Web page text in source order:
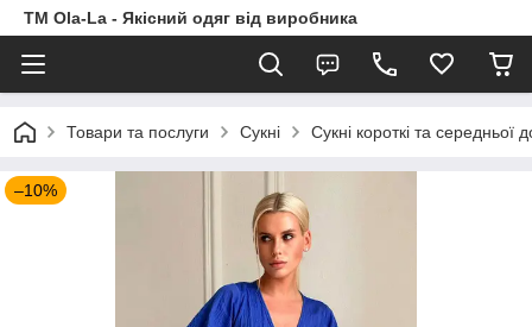
TM Ola-La - Якісний одяг від виробника
Товари та послуги Сукні Сукні короткі та середньої
–10%